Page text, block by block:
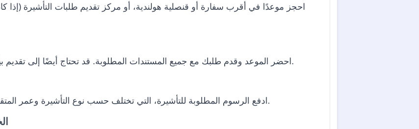
احجز موعدًا في أقرب سفارة أو قنصلية هولندية، أو مركز تقديم طلبات التأشيرة (إذا
احضر الموعد وقدم طلبك مع جميع المستندات المطلوبة. قد تحتاج أيضًا إلى تقديم بيانات بيومترية (بصمات الأصابع والصورة).
ادفع الرسوم المطلوبة للتأشيرة، التي تختلف حسب نوع التأشيرة وعمر المتقدم. قد تختلف طرق الدفع حسب الموقع.